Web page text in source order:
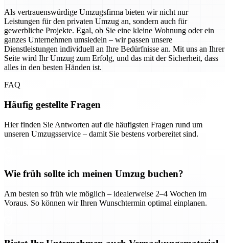
Als vertrauenswürdige Umzugsfirma bieten wir nicht nur
Leistungen für den privaten Umzug an, sondern auch für
gewerbliche Projekte. Egal, ob Sie eine kleine Wohnung oder ein
ganzes Unternehmen umsiedeln – wir passen unsere
Dienstleistungen individuell an Ihre Bedürfnisse an. Mit uns an Ihrer
Seite wird Ihr Umzug zum Erfolg, und das mit der Sicherheit, dass
alles in den besten Händen ist.
FAQ
Häufig gestellte Fragen
Hier finden Sie Antworten auf die häufigsten Fragen rund um
unseren Umzugsservice – damit Sie bestens vorbereitet sind.
Wie früh sollte ich meinen Umzug buchen?
Am besten so früh wie möglich – idealerweise 2–4 Wochen im
Voraus. So können wir Ihren Wunschtermin optimal einplanen.